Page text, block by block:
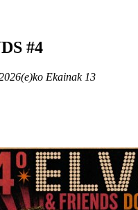
#4
Ekainak 13